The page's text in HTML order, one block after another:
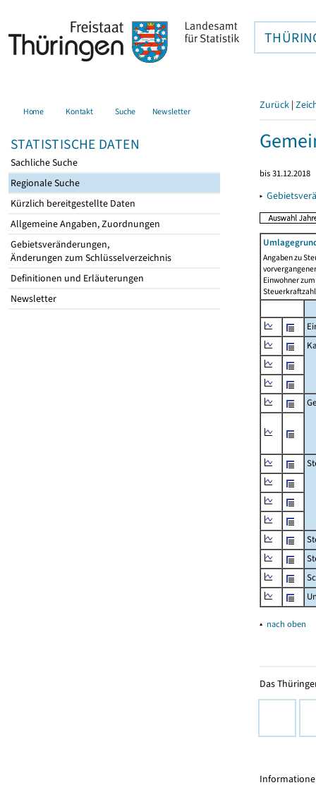
Home Kontakt Suche Newsletter
STATISTISCHE DATEN
Sachliche Suche
Regionale Suche
Kürzlich bereitgestellte Daten
Allgemeine Angaben, Zuordnungen
Gebietsveränderungen,
Änderungen zum Schlüsselverzeichnis
Definitionen und Erläuterungen
Newsletter
Zurück |
bis 31.12.2018
▸
Angaben zu
Einwohner
▴ nach oben
Das